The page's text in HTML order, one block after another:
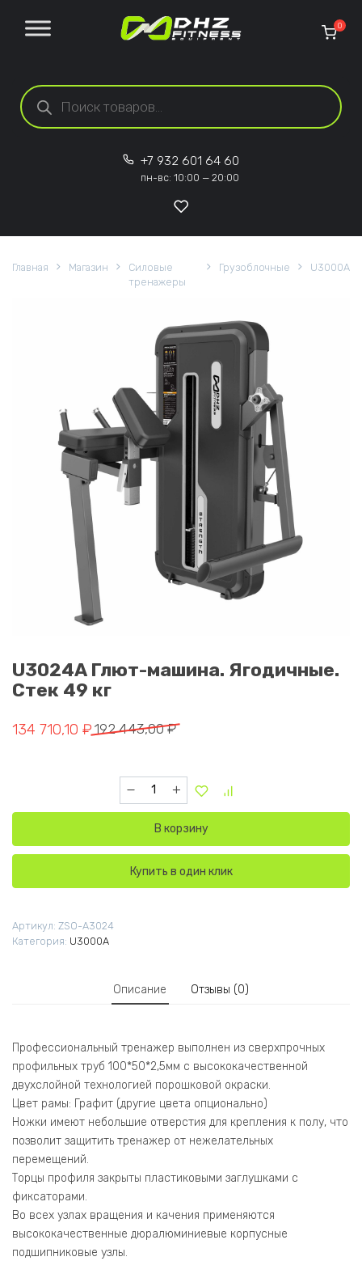
Поиск товаров
0
+7 932 601 64 60
пн-вс: 10:00 — 20:00
Главная Магазин
Силовые
тренажеры
Грузоблочные U3000A
U3024A Глют-машина. Ягодичные.
Стек 49 кг
192 443,00₽
Первоначальная цена составляла 192 443,00 ₽.
134 710,10 ₽
Текущая цена: 134 710,10 ₽.
Количество товара U3024A Глют-машина.
В корзину
Купить в один клик
Артикул: ZSO-A3024
Категория: U3000A
Описание Отзывы (0)
Профессиональный тренажер выполнен из сверхпрочных
профильных труб 100*50*2,5мм с высококачественной
двухслойной технологией порошковой окраски.
Цвет рамы: Графит (другие цвета опционально)
Ножки имеют небольшие отверстия для крепления к полу, что
позволит защитить тренажер от нежелательных
перемещений.
Торцы профиля закрыты пластиковыми заглушками с
фиксаторами.
Во всех узлах вращения и качения применяются
высококачественные дюралюминиевые корпусные
подшипниковые узлы.